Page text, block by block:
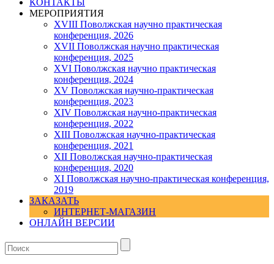
КОНТАКТЫ
МЕРОПРИЯТИЯ
XVIII Поволжская научно практическая
конференция, 2026
XVII Поволжская научно практическая
конференция, 2025
XVI Поволжская научно практическая
конференция, 2024
ХV Поволжская научно-практическая
конференция, 2023
ХIV Поволжская научно-практическая
конференция, 2022
ХIII Поволжская научно-практическая
конференция, 2021
ХII Поволжская научно-практическая
конференция, 2020
XI Поволжская научно-практическая конференция,
2019
ЗАКАЗАТЬ
ИНТЕРНЕТ-МАГАЗИН
ОНЛАЙН ВЕРСИИ